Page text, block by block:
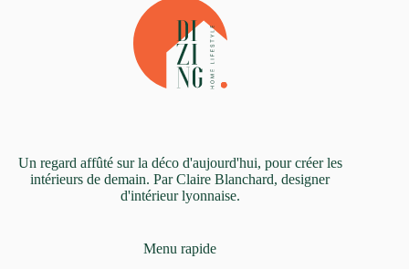
Un regard affûté sur la déco d'aujourd'hui, pour créer les
intérieurs de demain. Par Claire Blanchard, designer
d'intérieur lyonnaise.
Menu rapide